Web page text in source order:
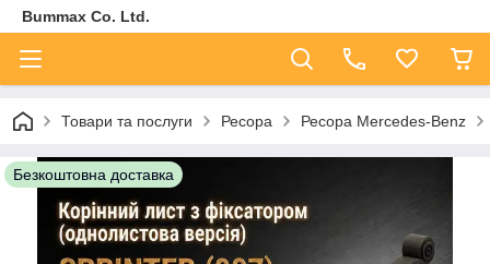
Bummax Co. Ltd.
Товари та послуги Ресора Ресора Mercedes-Benz
Безкоштовна доставка